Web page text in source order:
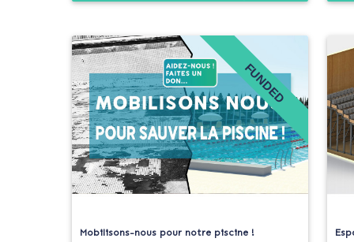
FUNDED
Mobilisons-nous pour notre piscine !